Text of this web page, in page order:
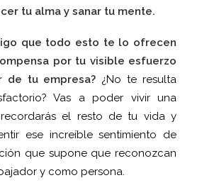
tu alma y sanar tu mente.
que todo esto te lo ofrecen
por tu visible esfuerzo
de tu empresa? ¿No te resulta
Vas a poder vivir una
el resto de tu vida y
ese increíble sentimiento de
que supone que reconozcan
y como persona.